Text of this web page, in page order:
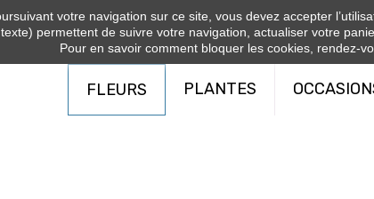
FLEURS PLANTES
votre navigation sur ce site, vous devez accepter
permettent de suivre votre navigation, actualiser votre
Pour en savoir comment bloquer les cookies, rendez-